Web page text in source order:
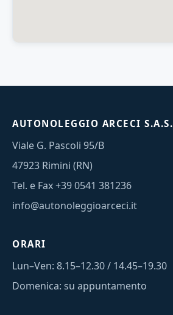
AUTONOLEGGIO ARCECI S.A.S.
Viale G. Pascoli 95/B
47923 Rimini (RN)
Tel. e Fax+39 0541 381236
info@autonoleggioarceci.it
ORARI
Lun–Ven: 8.15–12.30 / 14.45–19.30
Domenica: su appuntamento